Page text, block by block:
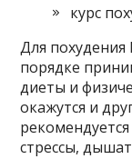
курс
Для
порядке
диеты и
окажутся и
стрессы,